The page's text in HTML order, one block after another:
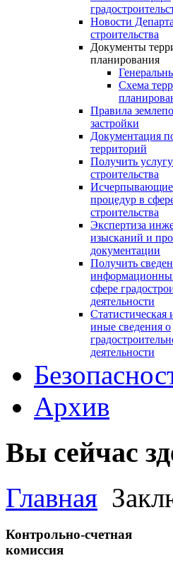
Новости
строительства
Документы
планирования
Схема
Правила
застройки
Документация
территорий
Получить
строительства
Исчерпывающие
процедур в
строительства
Экспертиза
изысканий и
документации
Получить
сфере
деятельности
иные сведения о
деятельности
Архив
Вы сейчас
Главная
Контрольно-счетная
комиссия